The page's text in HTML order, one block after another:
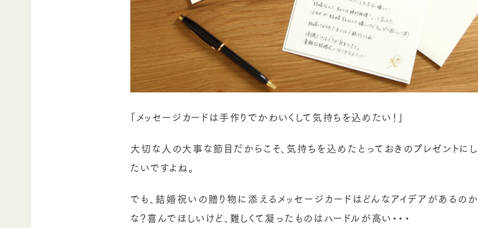
「メッセージカードは手作りでかわいくして気持ちを込めたい！」
大切な人の大事な節目 だからこそ、気持ちを込めたとっておきのプレゼントにし
たいですよね。
でも、結婚祝いの贈り物に添えるメッセージカードはどんなアイデアがあるのか
な？喜んでほしいけど、難しくて凝ったものはハードルが高い・・・